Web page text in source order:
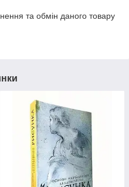
та обмін даного товару